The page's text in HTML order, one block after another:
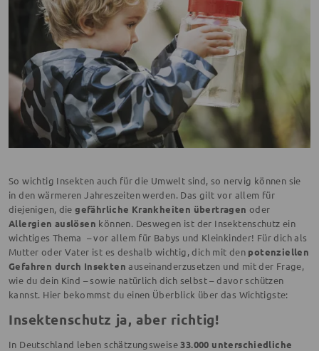
So wichtig Insekten auch für die Umwelt sind, so nervig können sie
in den wärmeren Jahreszeiten werden. Das gilt vor allem für
diejenigen, diegefährliche Krankheiten übertragen oder
Allergien auslösen können. Deswegen ist der Insektenschutz ein
wichtiges Thema – vor allem für Babys und Kleinkinder! Für dich als
Mutter oder Vater ist es deshalb wichtig, dich mit den potenziellen
Gefahren durch Insekten auseinanderzusetzen und mit der Frage,
wie du dein Kind – sowie natürlich dich selbst – davor schützen
kannst. Hier bekommst du einen Überblick über das Wichtigste:
Insektenschutz ja, aber richtig!
In Deutschland leben schätzungsweise33.000 unterschiedliche